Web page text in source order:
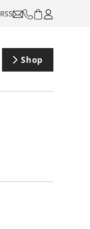
RSS
Shop